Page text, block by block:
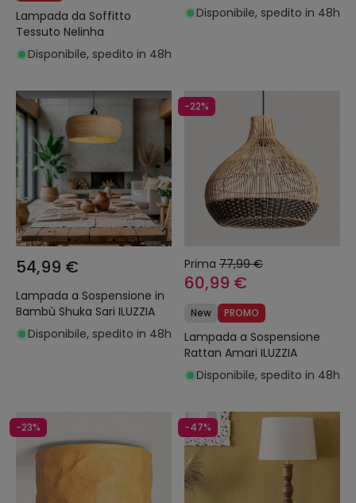
Lampada da Soffitto
Tessuto Nelinha
Disponibile, spedito in 48h
Disponibile, spedito in 48h
54,99 €
Lampada a Sospensione in
Bambù Shuka Sari ILUZZIA
Disponibile, spedito in 48h
-22%
Prima 77,99 €
60,99 €
New PROMO
Lampada a Sospensione
Rattan Amari ILUZZIA
Disponibile, spedito in 48h
-23% -47%